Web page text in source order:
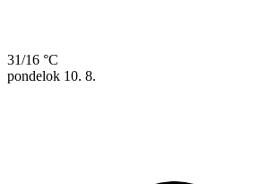
31/16 °C
pondelok 10. 8.